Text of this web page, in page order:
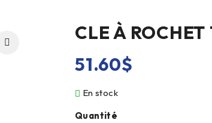
CLE À ROCHET
51.60$
En stock
Quantité